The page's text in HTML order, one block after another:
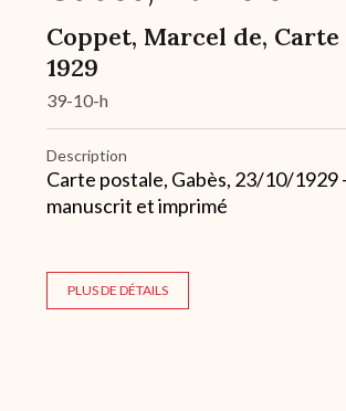
Coppet, Marcel de, Carte
1929
39-10-h
Description
Carte postale, Gabès, 23/10/1929
manuscrit et imprimé
PLUS DE DÉTAILS